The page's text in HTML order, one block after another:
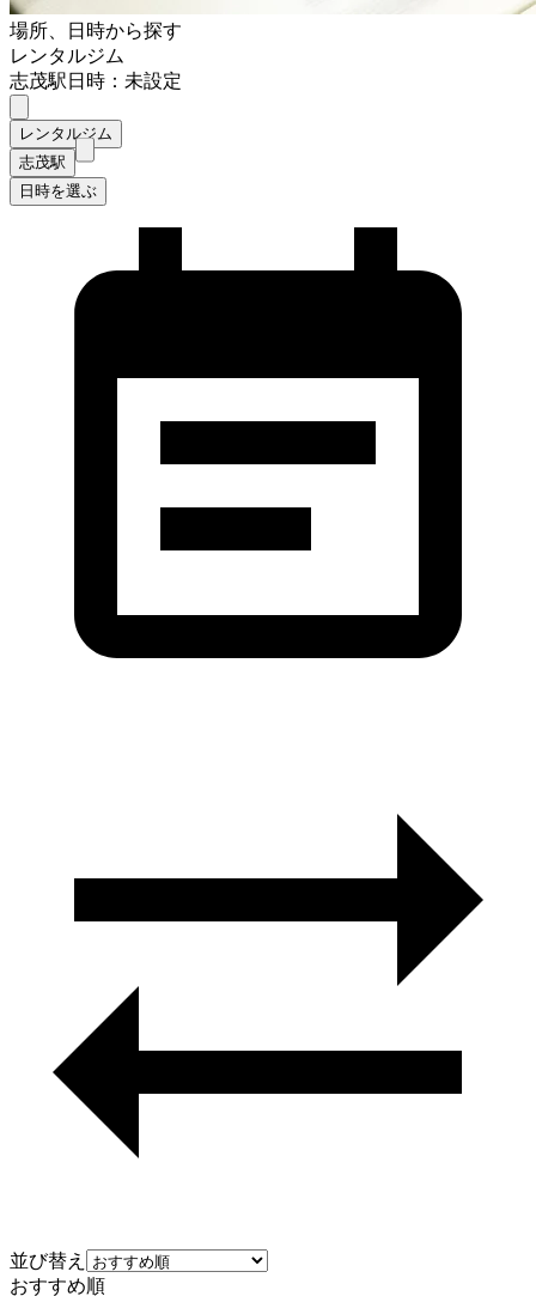
場所、日時から探す
レンタルジム
志茂駅日時：未設定
レンタルジム
志茂駅
日時を選ぶ
並び替え
おすすめ順